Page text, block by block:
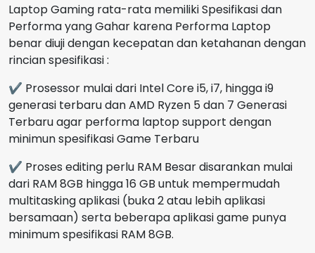
Laptop Gaming rata-rata memiliki Spesifikasi dan
Performa yang Gahar karena Performa Laptop
benar diuji dengan kecepatan dan ketahanan dengan
rincian spesifikasi :
✔ Prosessor mulai dari Intel Core i5, i7, hingga i9
generasi terbaru dan AMD Ryzen 5 dan 7 Generasi
Terbaru agar performa laptop support dengan
minimun spesifikasi Game Terbaru
✔ Proses editing perlu RAM Besar disarankan mulai
dari RAM 8GB hingga 16 GB untuk mempermudah
multitasking aplikasi (buka 2 atau lebih aplikasi
bersamaan) serta beberapa aplikasi game punya
minimum spesifikasi RAM 8GB.